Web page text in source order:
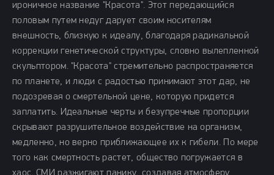
ироничное название "Красота". Этот передающийся
половым путем недуг дарует своим носителям
внешность, близкую к идеалу, благодаря радикальной
коррекции генетической структуры, словно вылепленной
скульптором. "Красота" стремительно распространяется
по планете, и люди с радостью принимают этот дар, не
подозревая о смертельной цене, которую придется
заплатить. Идеальные черты и безупречные пропорции
скрывают разрушительное воздействие на организм,
медленно, но верно приближающее их к гибели. По мере
того как смертность растет, общество погружается в